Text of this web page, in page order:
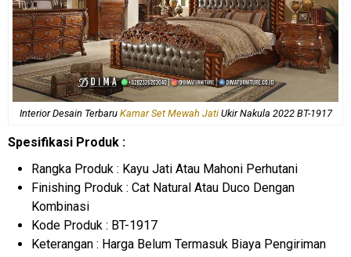
Interior Desain Terbaru Kamar Set Mewah JatiUkir Nakula 2022 BT-1917
Spesifikasi Produk :
Rangka Produk : Kayu Jati Atau Mahoni Perhutani
Finishing Produk : Cat Natural Atau Duco Dengan
Kombinasi
Kode Produk : BT-1917
Keterangan : Harga Belum Termasuk Biaya Pengiriman